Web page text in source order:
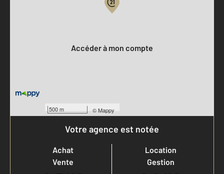
500 m ©Mappy
Accéder à mon compte
Votre agence est notée
Achat
Vente
Location
Gestion